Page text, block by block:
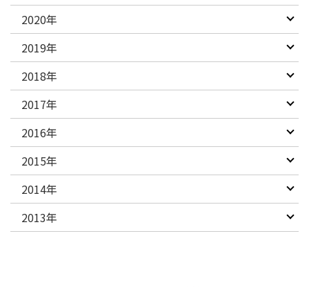
2020年
2019年
2018年
2017年
2016年
2015年
2014年
2013年